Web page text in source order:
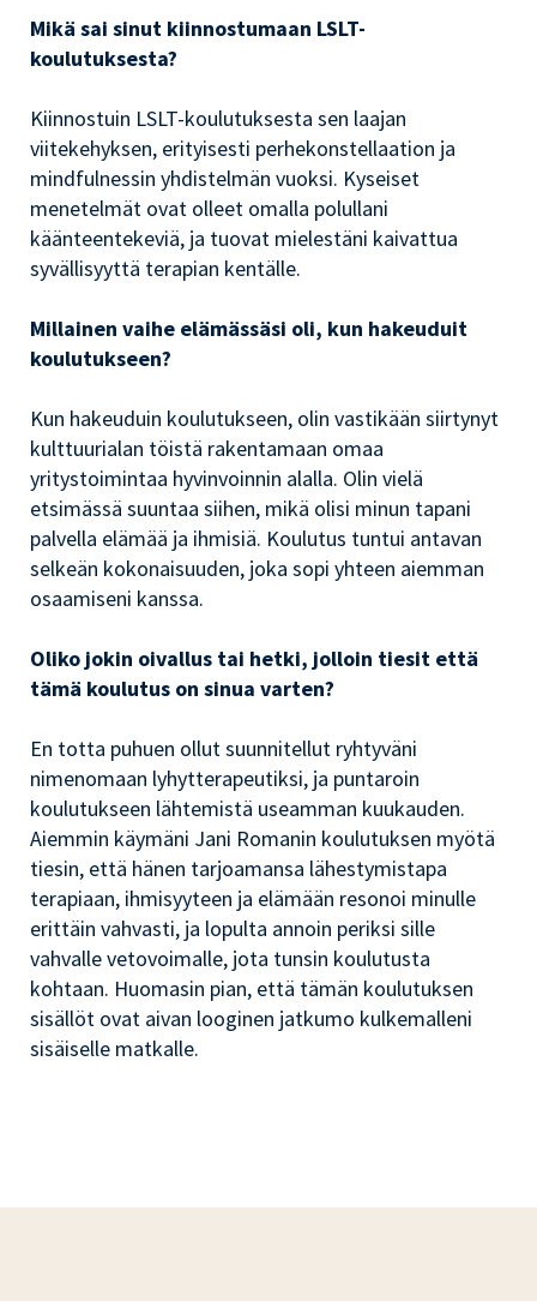
Mikä sai sinut kiinnostumaan LSLT-
koulutuksesta?
Kiinnostuin LSLT-koulutuksesta sen laajan
viitekehyksen, erityisesti perhekonstellaation ja
mindfulnessin yhdistelmän vuoksi. Kyseiset
menetelmät ovat olleet omalla polullani
käänteentekeviä, ja tuovat mielestäni kaivattua
syvällisyyttä terapian kentälle.
Millainen vaihe elämässäsi oli, kun hakeuduit
koulutukseen?
Kun hakeuduin koulutukseen, olin vastikään siirtynyt
kulttuurialan töistä rakentamaan omaa
yritystoimintaa hyvinvoinnin alalla. Olin vielä
etsimässä suuntaa siihen, mikä olisi minun tapani
palvella elämää ja ihmisiä. Koulutus tuntui antavan
selkeän kokonaisuuden, joka sopi yhteen aiemman
osaamiseni kanssa.
Oliko jokin oivallus tai hetki, jolloin tiesit että
tämä koulutus on sinua varten?
En totta puhuen ollut suunnitellut ryhtyväni
nimenomaan lyhytterapeutiksi, ja puntaroin
koulutukseen lähtemistä useamman kuukauden.
Aiemmin käymäni Jani Romanin koulutuksen myötä
tiesin, että hänen tarjoamansa lähestymistapa
terapiaan, ihmisyyteen ja elämään resonoi minulle
erittäin vahvasti, ja lopulta annoin periksi sille
vahvalle vetovoimalle, jota tunsin koulutusta
kohtaan. Huomasin pian, että tämän koulutuksen
sisällöt ovat aivan looginen jatkumo kulkemalleni
sisäiselle matkalle.